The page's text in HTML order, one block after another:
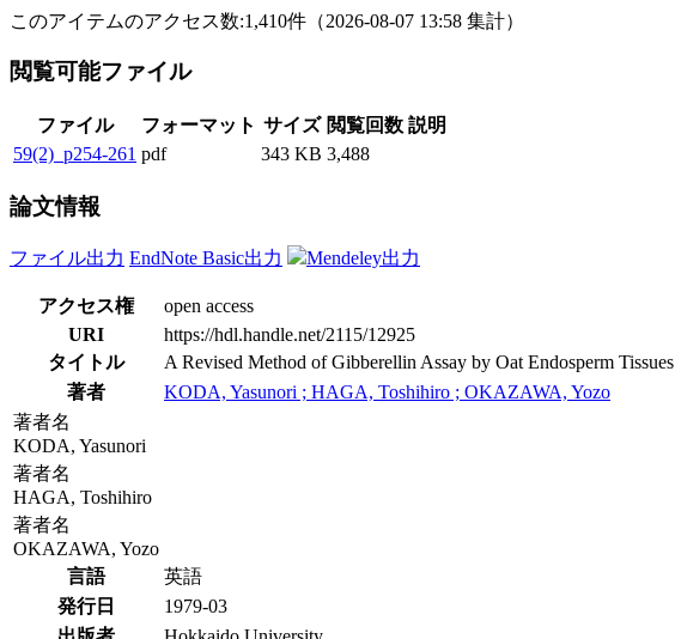
このアイテムのアクセス数:1,410件 （2026-08-07 13:58 集計）
閲覧可能ファイル
ファイル フォーマット サイズ 閲覧回数 説明
59(2)_p254-261 pdf 343 KB 3,488
論文情報
ファイル出力 EndNote Basic出力 Mendeley出力
アクセス権
open access
URI
https://hdl.handle.net/2115/12925
タイトル
A Revised Method of Gibberellin Assay by Oat Endosperm Tissues
著者
KODA, Yasunori ; HAGA, Toshihiro ; OKAZAWA, Yozo
著者名
KODA, Yasunori
著者名
HAGA, Toshihiro
著者名
OKAZAWA, Yozo
言語
英語
発行日
1979-03